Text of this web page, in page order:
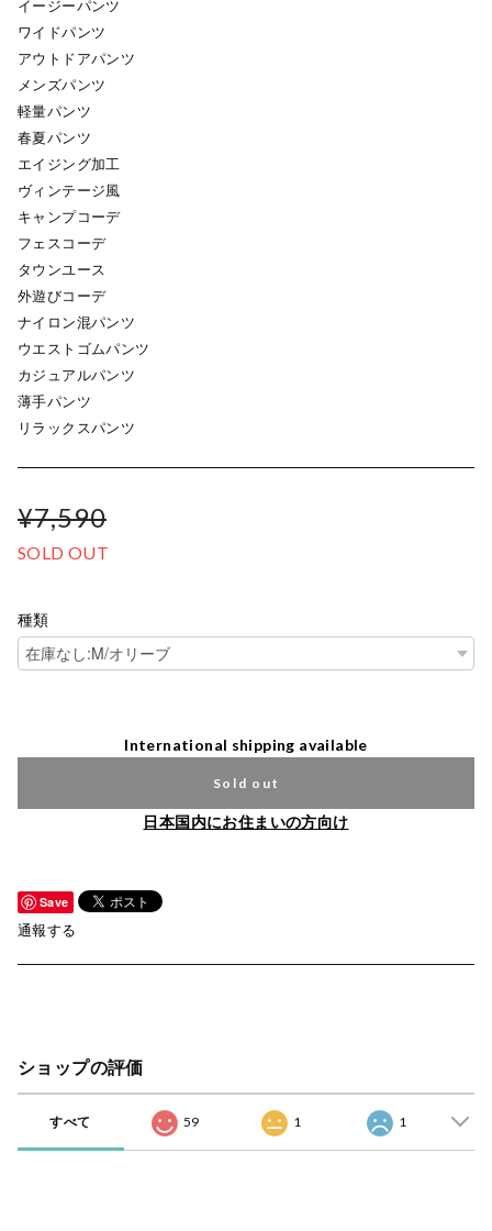
イージーパンツ
ワイドパンツ
アウトドアパンツ
メンズパンツ
軽量パンツ
春夏パンツ
エイジング加工
ヴィンテージ風
キャンプコーデ
フェスコーデ
タウンユース
外遊びコーデ
ナイロン混パンツ
ウエストゴムパンツ
カジュアルパンツ
薄手パンツ
リラックスパンツ
¥7,590
SOLD OUT
種類
International shipping available
Sold out
日本国内にお住まいの方向け
Save
通報する
ショップの評価
すべて 59 1 1